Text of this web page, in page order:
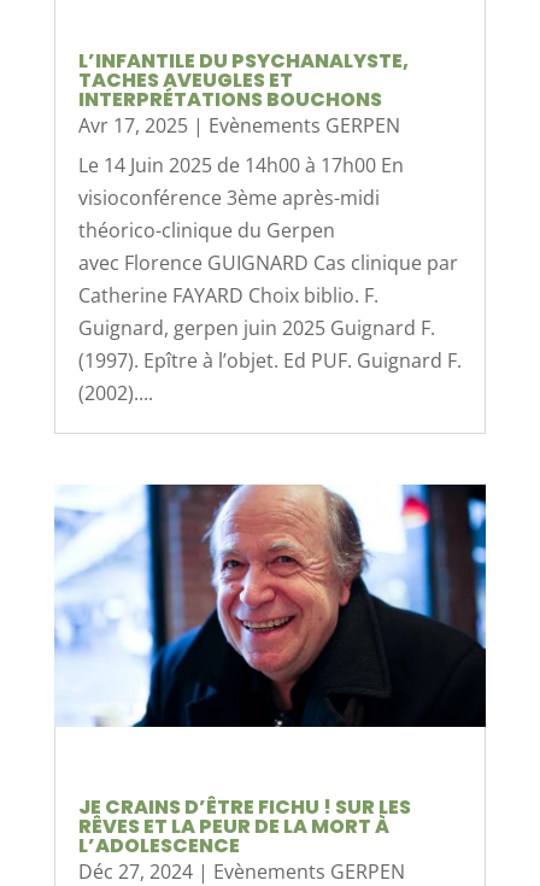
L’INFANTILE DU PSYCHANALYSTE,
TACHES AVEUGLES ET
INTERPRÉTATIONS BOUCHONS
Avr 17, 2025| Evènements GERPEN
Le 14 Juin 2025 de 14h00 à 17h00 En
visioconférence 3ème après-midi
théorico-clinique du Gerpen
avec Florence GUIGNARD Cas clinique par
Catherine FAYARD Choix biblio. F.
Guignard, gerpen juin 2025 Guignard F.
(1997). Epître à l’objet. Ed PUF. Guignard F.
(2002)....
JE CRAINS D’ÊTRE FICHU ! SUR LES
RÊVES ET LA PEUR DE LA MORT À
L’ADOLESCENCE
Déc 27, 2024| Evènements GERPEN